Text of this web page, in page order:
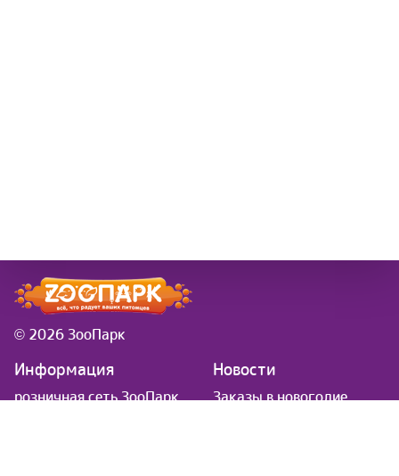
© 2026 ЗооПарк
Информация
розничная сеть ЗооПарк
Новости
Заказы в новогодие